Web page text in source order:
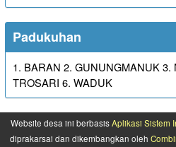
Padukuhan
1. BARAN 2. GUNUNGMANUK 3.
TROSARI 6. WADUK
Website desa ini berbasisAplikasi Sistem
diprakarsai dan dikembangkan oleh